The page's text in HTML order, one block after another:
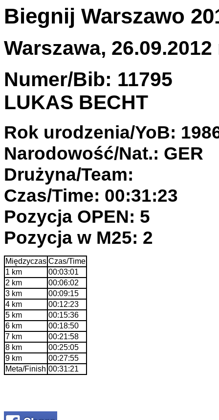
Biegnij Warszawo
Warszawa, 26.09.2012
Numer/Bib: 11795
LUKAS BECHT
Rok urodzenia/YoB:
Narodowość/Nat.: GER
Drużyna/Team:
Czas/Time: 00:31:23
Pozycja OPEN: 5
Pozycja w M25: 2
Międzyczas Czas/Time
1 km
00:03:01
2 km
00:06:02
3 km
00:09:15
4 km
00:12:23
5 km
00:15:36
6 km
00:18:50
7 km
00:21:58
8 km
00:25:05
9 km
00:27:55
Meta/Finish 00:31:21